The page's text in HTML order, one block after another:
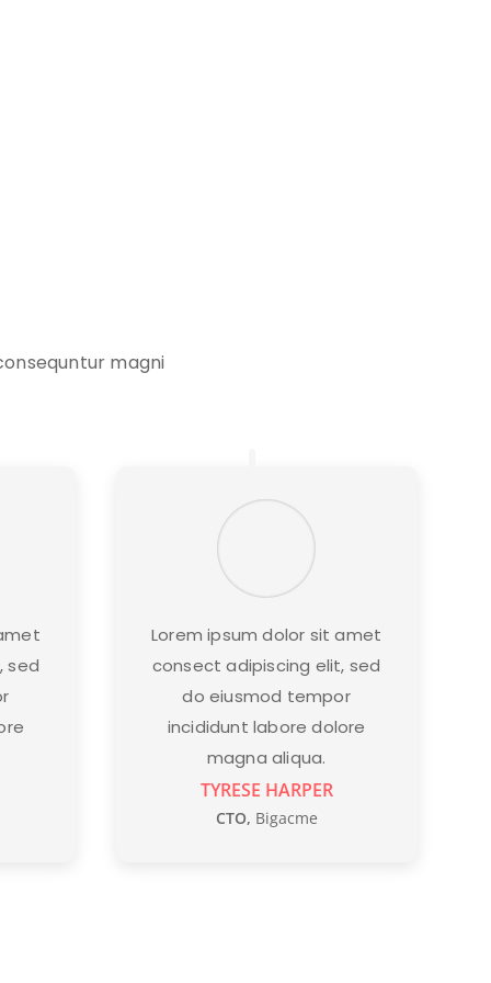
magni
sed
Lorem ipsum dolor sit amet
consect adipiscing elit, sed
do eiusmod tempor
incididunt labore dolore
magna aliqua.
TYRESE HARPER
CTO, Bigacme